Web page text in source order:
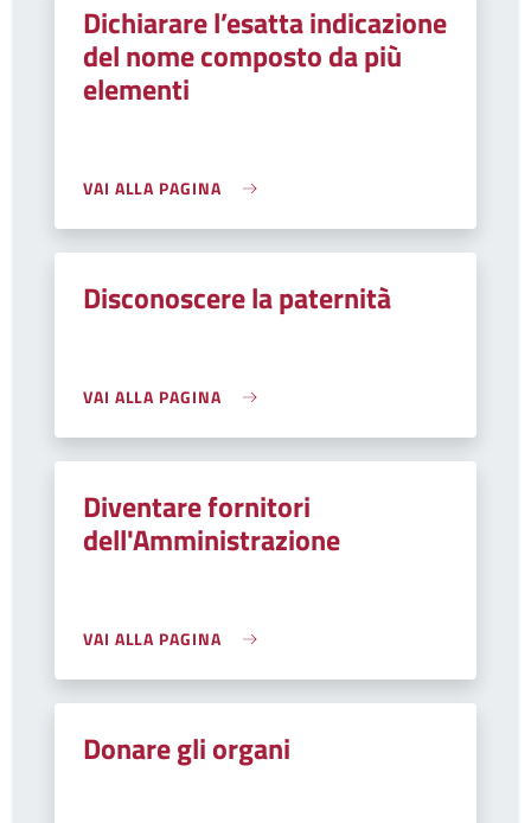
Dichiarare l’esatta indicazione
del nome composto da più
elementi
VAI ALLA PAGINA
Disconoscere la paternità
VAI ALLA PAGINA
Diventare fornitori
dell'Amministrazione
VAI ALLA PAGINA
Donare gli organi